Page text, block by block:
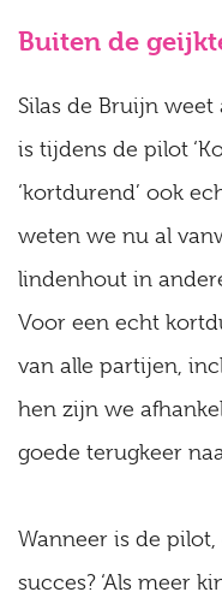
Buiten de
Silas de Bruijn
is tijdens de pilot
‘kortdurend’ ook
weten we nu al
lindenhout in
Voor een echt
van alle partijen,
hen zijn we
goede terugkeer
Wanneer is de
succes? ‘Als meer